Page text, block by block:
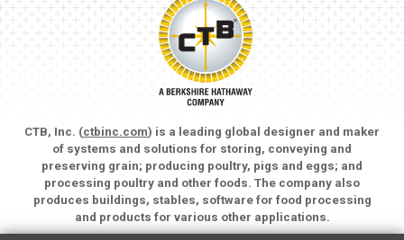
CTB, Inc. (ctbinc.com) is a leading global designer and maker
of systems and solutions for storing, conveying and
preserving grain; producing poultry, pigs and eggs; and
processing poultry and other foods. The company also
produces buildings, stables, software for food processing
and products for various other applications.